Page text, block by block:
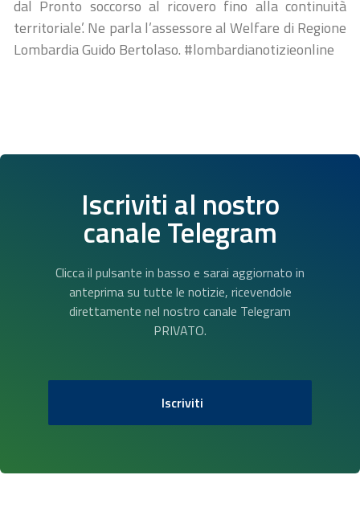
dal Pronto soccorso al ricovero fino alla continuità
territoriale’. Ne parla l’assessore al Welfare di Regione
Lombardia Guido Bertolaso. #lombardianotizieonline
Iscriviti al nostro
canale Telegram
Clicca il pulsante in basso e sarai aggiornato in
anteprima su tutte le notizie, ricevendole
direttamente nel nostro canale Telegram
PRIVATO.
Iscriviti